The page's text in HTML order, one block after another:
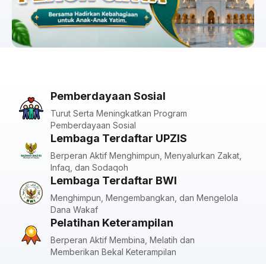
Pemberdayaan Sosial
Turut Serta Meningkatkan Program
Pemberdayaan Sosial
Lembaga Terdaftar UPZIS
Berperan Aktif Menghimpun, Menyalurkan Zakat,
Infaq, dan Sodaqoh
Lembaga Terdaftar BWI
Menghimpun, Mengembangkan, dan Mengelola
Dana Wakaf
Pelatihan Keterampilan
Berperan Aktif Membina, Melatih dan
Memberikan Bekal Keterampilan